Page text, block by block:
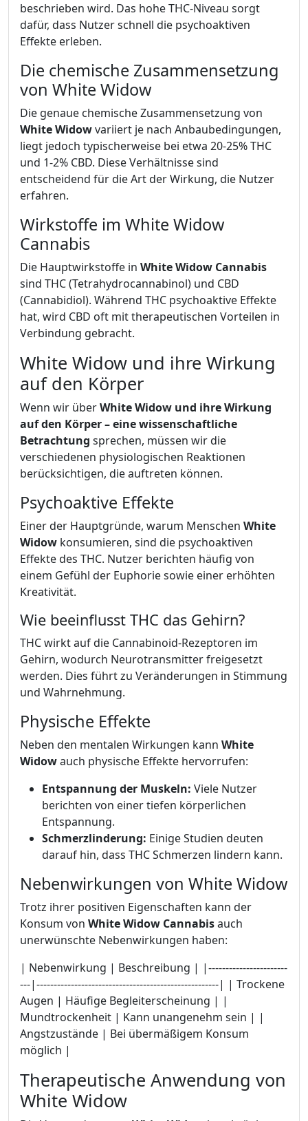
beschrieben wird. Das hohe THC-Niveau sorgt
dafür, dass Nutzer schnell die psychoaktiven
Effekte erleben.
Die chemische Zusammensetzung
von White Widow
Die genaue chemische Zusammensetzung von
White Widowvariiert je nach Anbaubedingungen,
liegt jedoch typischerweise bei etwa 20-25% THC
und 1-2% CBD. Diese Verhältnisse sind
entscheidend für die Art der Wirkung, die Nutzer
erfahren.
Wirkstoffe im White Widow
Cannabis
Die Hauptwirkstoffe in White Widow Cannabis
sind THC (Tetrahydrocannabinol) und CBD
(Cannabidiol). Während THC psychoaktive Effekte
hat, wird CBD oft mit therapeutischen Vorteilen in
Verbindung gebracht.
White Widow und ihre Wirkung
auf den Körper
Wenn wir überWhite Widow und ihre Wirkung
auf den Körper – eine wissenschaftliche
Betrachtung sprechen, müssen wir die
verschiedenen physiologischen Reaktionen
berücksichtigen, die auftreten können.
Psychoaktive Effekte
Einer der Hauptgründe, warum Menschen White
Widow konsumieren, sind die psychoaktiven
Effekte des THC. Nutzer berichten häufig von
einem Gefühl der Euphorie sowie einer erhöhten
Kreativität.
Wie beeinflusst THC das Gehirn?
THC wirkt auf die Cannabinoid-Rezeptoren im
Gehirn, wodurch Neurotransmitter freigesetzt
werden. Dies führt zu Veränderungen in Stimmung
und Wahrnehmung.
Physische Effekte
Neben den mentalen Wirkungen kann White
Widowauch physische Effekte hervorrufen:
Entspannung der Muskeln: Viele Nutzer
berichten von einer tiefen körperlichen
Entspannung.
Schmerzlinderung: Einige Studien deuten
darauf hin, dass THC Schmerzen lindern kann.
Nebenwirkungen von White Widow
Trotz ihrer positiven Eigenschaften kann der
Konsum von White Widow Cannabisauch
unerwünschte Nebenwirkungen haben:
| Nebenwirkung | Beschreibung | |-----------------------
---|-----------------------------------------------------| | Trockene
Augen | Häufige Begleiterscheinung | |
Mundtrockenheit | Kann unangenehm sein | |
Angstzustände | Bei übermäßigem Konsum
möglich |
Therapeutische Anwendung von
White Widow